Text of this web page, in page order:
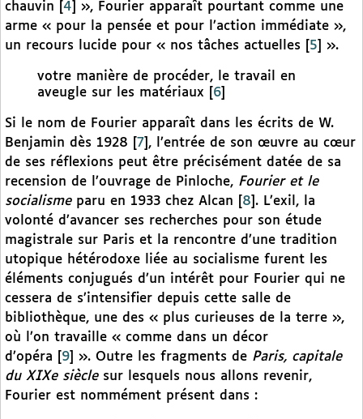
chauvin
4
», Fourier apparaît pourtant comme une
arme « pour la pensée et pour l’action immédiate »,
un recours lucide pour « nos tâches actuelles
5 ».
votre manière de procéder, le travail en
aveugle sur les matériaux
6
Si le nom de Fourier apparaît dans les écrits de W.
Benjamin dès 1928
7 , l’entrée de son œuvre au cœur
de ses réflexions peut être précisément datée de sa
recension de l’ouvrage de Pinloche, Fourier et le
socialismeparu en 1933 chez Alcan 8 . L’exil, la
volonté d’avancer ses recherches pour son étude
magistrale sur Paris et la rencontre d’une tradition
utopique hétérodoxe liée au socialisme furent les
éléments conjugués d’un intérêt pour Fourier qui ne
cessera de s’intensifier depuis cette salle de
bibliothèque, une des « plus curieuses de la terre »,
où l’on travaille « comme dans un décor
d’opéra
9 ». Outre les fragments de Paris, capitale
du XIXe sièclesur lesquels nous allons revenir,
Fourier est nommément présent dans :